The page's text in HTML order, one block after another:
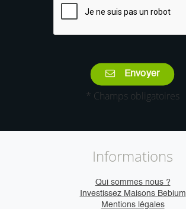
Envoyer
* Champs obligatoires
Informations
Qui sommes nous ?
Investissez Maisons Bebium
Mentions légales